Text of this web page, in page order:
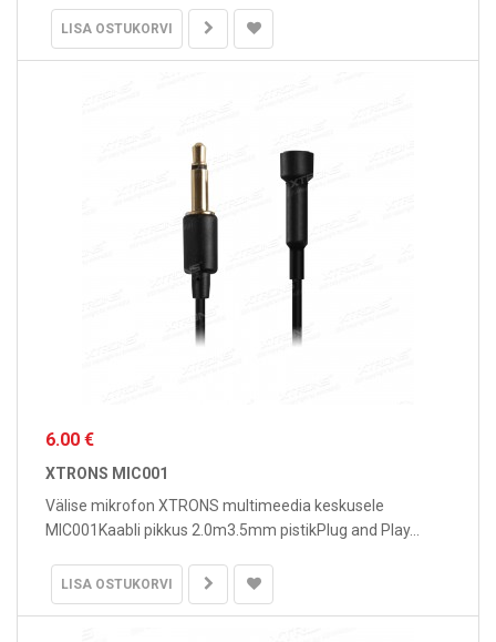
LISA OSTUKORVI
6.00 €
XTRONS MIC001
Välise mikrofon XTRONS multimeedia keskusele
MIC001Kaabli pikkus 2.0m3.5mm pistikPlug and Play...
LISA OSTUKORVI